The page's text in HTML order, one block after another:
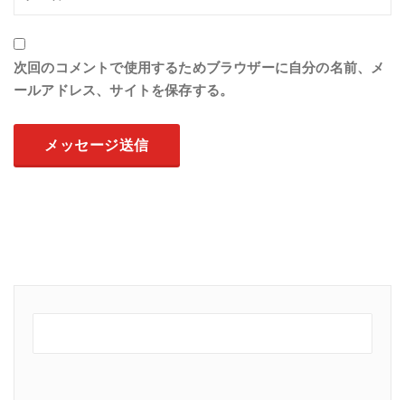
次回のコメントで使用するためブラウザーに自分の名前、メ
ールアドレス、サイトを保存する。